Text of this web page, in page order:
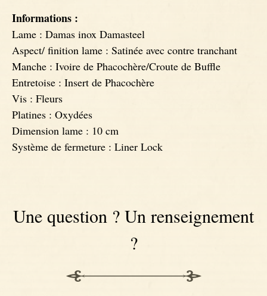
Informations :
Lame : Damas inox Damasteel
Aspect/ finition lame : Satinée avec contre tranchant
Manche : Ivoire de Phacochère/Croute de Buffle
Entretoise : Insert de Phacochère
Vis : Fleurs
Platines : Oxydées
Dimension lame : 10 cm
Système de fermeture : Liner Lock
Une question ? Un renseignement
?